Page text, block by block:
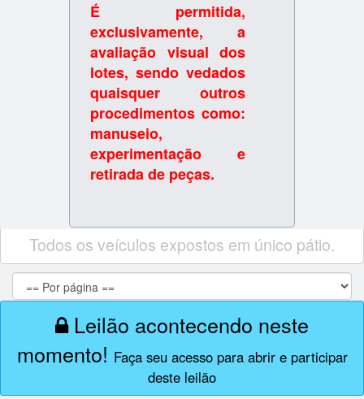
É permitida,
exclusivamente, a
avaliação visual dos
lotes, sendo vedados
quaisquer outros
procedimentos como:
manuseio,
experimentação e
retirada de peças.
Todos os veículos expostos em único pátio.
Leilão acontecendo neste
momento! Faça seu acesso para abrir e participar
deste leilão